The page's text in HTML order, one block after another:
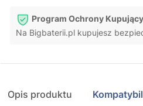
Program Ochrony
Na Bigbaterii.pl kupujesz
Opis produktu